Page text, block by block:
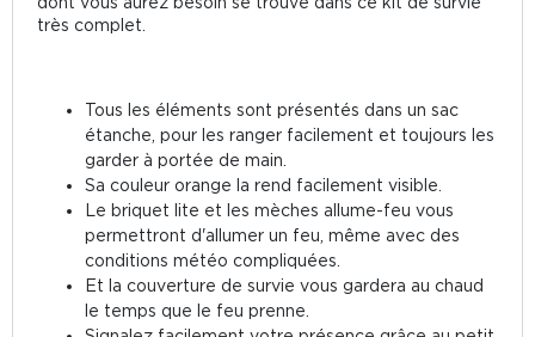
très complet.
Tous les éléments sont présentés dans un sac
étanche, pour les ranger facilement et toujours les
garder à portée de main.
Sa couleur orange la rend facilement visible.
Le briquet lite et les mèches allume-feu vous
permettront d'allumer un feu, même avec des
conditions météo compliquées.
Et la couverture de survie vous gardera au chaud
le temps que le feu prenne.